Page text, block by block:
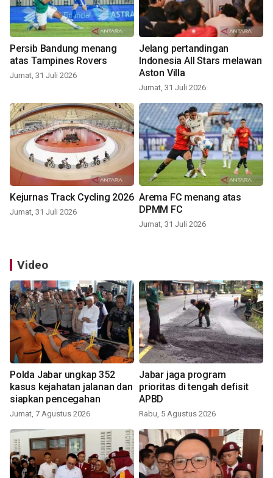
Persib Bandung menang
atas Tampines Rovers
Jumat, 31 Juli 2026
Jelang pertandingan
Indonesia All Stars melawan
Aston Villa
Jumat, 31 Juli 2026
Kejurnas Track Cycling 2026
Jumat, 31 Juli 2026
Arema FC menang atas
DPMM FC
Jumat, 31 Juli 2026
Video
Polda Jabar ungkap 352
kasus kejahatan jalanan dan
siapkan pencegahan
Jumat, 7 Agustus 2026
Jabar jaga program
prioritas di tengah defisit
APBD
Rabu, 5 Agustus 2026